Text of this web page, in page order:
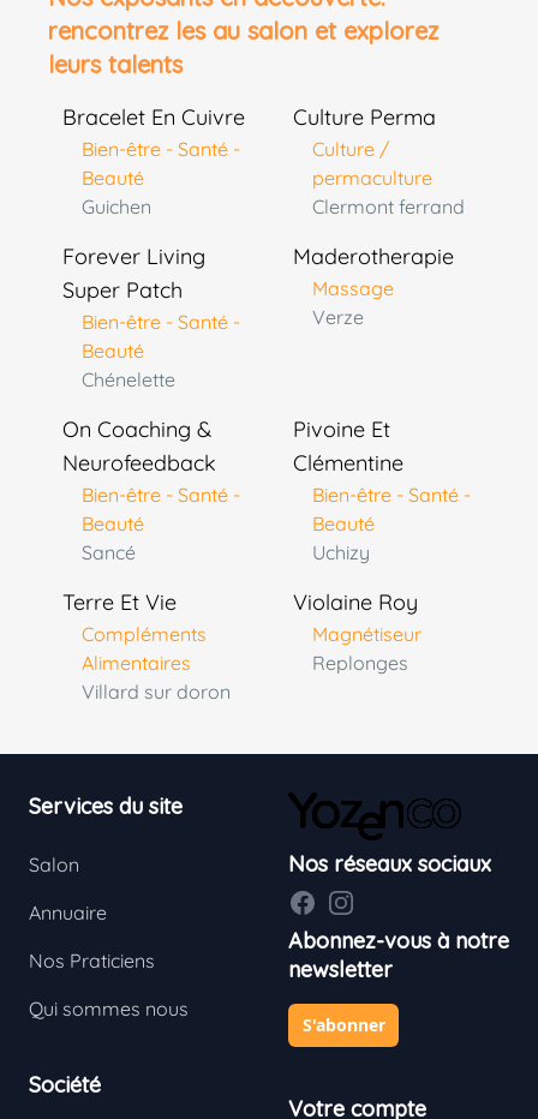
rencontrez les au salon et explorez
leurs talents
Bracelet En Cuivre
Bien-être - Santé -
Beauté
Guichen
Culture Perma
Culture /
permaculture
Clermont ferrand
Forever Living
Super Patch
Bien-être - Santé -
Beauté
Chénelette
Maderotherapie
Massage
Verze
On Coaching &
Neurofeedback
Bien-être - Santé -
Beauté
Sancé
Pivoine Et
Clémentine
Bien-être - Santé -
Beauté
Uchizy
Terre Et Vie
Compléments
Alimentaires
Villard sur doron
Violaine Roy
Magnétiseur
Replonges
Services du site
Salon
Annuaire
Nos Praticiens
Qui sommes nous
Société
Nos réseaux sociaux
FacebookInstagram
Abonnez-vous à notre
newsletter
S'abonner
Votre compte